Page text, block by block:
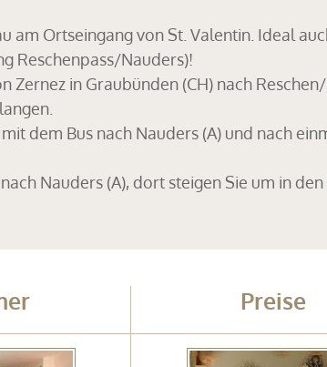
am Ortseingang von St. Valentin. Ideal
Reschenpass/Nauders)!
Zernez in Graubünden (CH) nach
dem Bus nach Nauders (A) und nach
Nauders (A), dort steigen Sie um in
Preise